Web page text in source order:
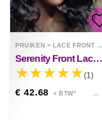
PRUIKEN > LACE FRONT WIGS
Serenity Front Lace Korte Zwarte Krullend Haar Pruik
(1)
€ 42.68 + BTW*